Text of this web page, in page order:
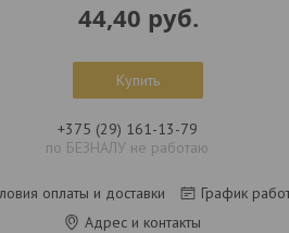
44,40 руб.
Купить
+375 (29) 161-13-79
по БЕЗНАЛУ не работаю
оплаты и доставки
График
Адрес и контакты